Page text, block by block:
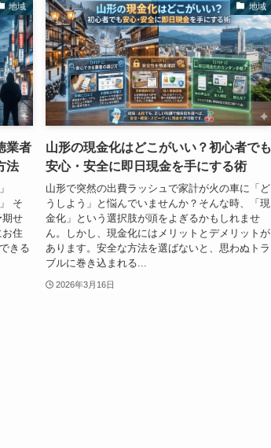
地域
業者
法
そ
期せ
住
きる
地域
山形の現金化はどこがいい？初心者でも
安心・安全に即日現金を手にする術
山形で突然の出費ラッシュで家計が火の車に「ど
うしよう」と悩んでいませんか？そんな時、「現
金化」という選択肢が頭をよぎるかもしれませ
ん。しかし、現金化にはメリットとデメリットが
あります。安全な方法を選ばないと、思わぬトラ
ブルに巻き込まれる...
2026年3月16日